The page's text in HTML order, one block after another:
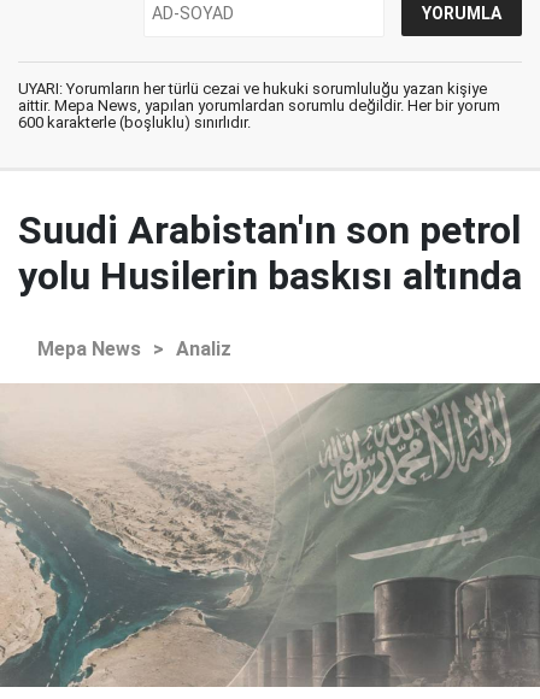
UYARI: Yorumların her türlü cezai ve hukuki sorumluluğu yazan kişiye
aittir. Mepa News, yapılan yorumlardan sorumlu değildir. Her bir yorum
600 karakterle (boşluklu) sınırlıdır.
Suudi Arabistan'ın son petrol
yolu Husilerin baskısı altında
Mepa News > Analiz